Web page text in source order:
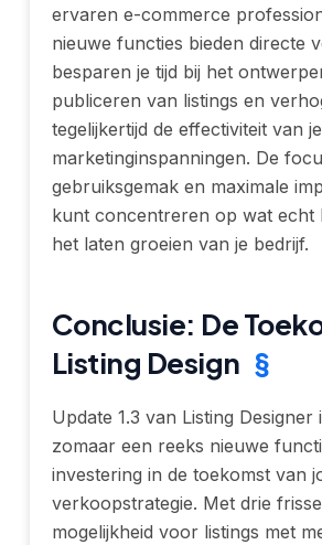
ervaren e-commerce
nieuwe functies bieden directe
besparen je tijd bij het
publiceren van listings en
tegelijkertijd de effectiviteit van je
marketinginspanningen. De
gebruiksgemak en maximale
kunt concentreren op wat echt
het laten groeien van je bedrijf.
Conclusie: De
Listing Design §
Update 1.3 van Listing Designer
zomaar een reeks nieuwe
investering in de toekomst van
verkoopstrategie. Met drie
mogelijkheid voor listings met